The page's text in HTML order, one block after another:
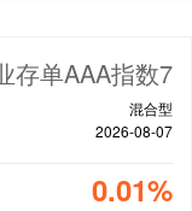
存单AAA指数7
混合型
2026-08-07
0.01%